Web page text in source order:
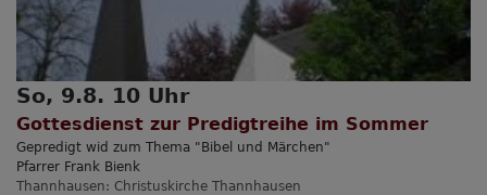
So, 9.8. 10 Uhr
Gottesdienst zur Predigtreihe im Sommer
Gepredigt wid zum Thema "Bibel und Märchen"
Pfarrer Frank Bienk
Thannhausen
Christuskirche Thannhausen